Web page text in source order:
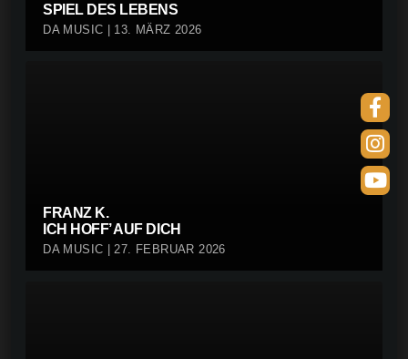
SPIEL DES LEBENS
DA MUSIC | 13. MÄRZ 2026
FRANZ K.
ICH HOFF’ AUF DICH
DA MUSIC | 27. FEBRUAR 2026